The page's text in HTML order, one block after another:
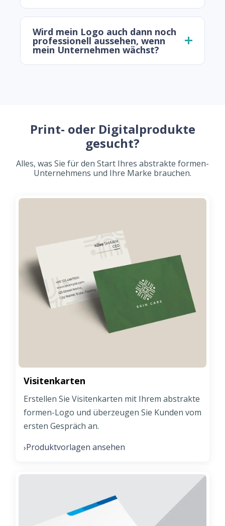
Wird mein Logo auch dann noch
professionell aussehen, wenn
mein Unternehmen wächst?
Print- oder Digitalprodukte
gesucht?
Alles, was Sie für den Start Ihres abstrakte formen-
Unternehmens und Ihre Marke brauchen.
Visitenkarten
Erstellen Sie Visitenkarten mit Ihrem abstrakte
formen-Logo und überzeugen Sie Kunden vom
ersten Gespräch an.
›Produktvorlagen ansehen